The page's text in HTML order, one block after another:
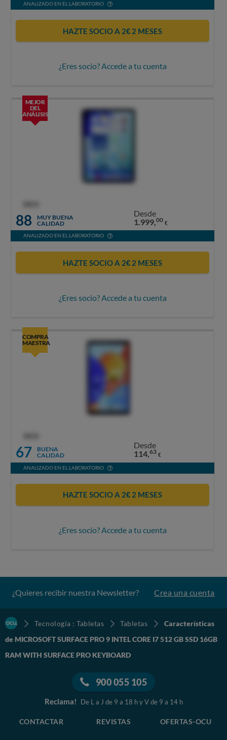
ANALIZADO EN EL LABORATORIO
HAZTE SOCIO A 2€ 2 MESES
¿Eres socio? Accede a tu cuenta
MEJOR
DEL
ANÁLISIS
88
MUY BUENA
CALIDAD
Desde
1.999,00 €
ANALIZADO EN EL LABORATORIO
HAZTE SOCIO A 2€ 2 MESES
¿Eres socio? Accede a tu cuenta
COMPRA
MAESTRA
67
BUENA
CALIDAD
Desde
114,63 €
ANALIZADO EN EL LABORATORIO
HAZTE SOCIO A 2€ 2 MESES
¿Eres socio? Accede a tu cuenta
¿Quieres recibir nuestra Newsletter? Crea una cuenta
Tecnología : Tabletas Tabletas
Características
de MICROSOFT SURFACE PRO 9 INTEL CORE I7 512 GB SSD 16GB
RAM WITH SURFACE PRO KEYBOARD
900 055 105
Reclama! De L a J de 9 a 18 h y V de 9 a 14 h
CONTACTAR REVISTAS OFERTAS-OCU